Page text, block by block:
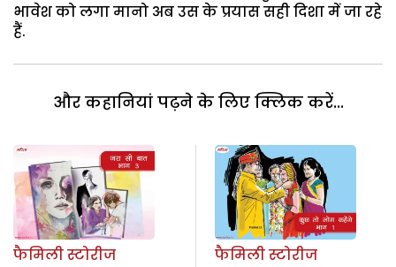
भावेश को लगा मानो अब उस के प्रयास सही दिशा में जा रहे
हैं.
और कहानियां पढ़ने के लिए क्लिक करें...
फैमिली स्टोरीज
फैमिली स्टोरीज